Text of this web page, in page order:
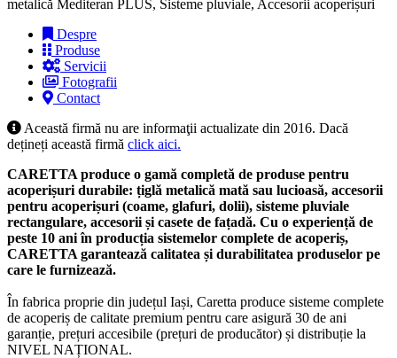
Despre
Produse
Servicii
Fotografii
Contact
Această firmă nu are informaţii actualizate din 2016. Dacă
dețineți această firmă click aici.
CARETTA produce o gamă completă de produse pentru
acoperișuri durabile: țiglă metalică mată sau lucioasă, accesorii
pentru acoperișuri (coame, glafuri, dolii), sisteme pluviale
rectangulare, accesorii și casete de fațadă. Cu o experiență de
peste 10 ani în producția sistemelor complete de acoperiș,
CARETTA garantează calitatea și durabilitatea produselor pe
care le furnizează.
În fabrica proprie din județul Iași, Caretta produce sisteme complete
de acoperiș de calitate premium pentru care asigură 30 de ani
garanție, prețuri accesibile (prețuri de producător) și distribuție la
NIVEL NAȚIONAL.